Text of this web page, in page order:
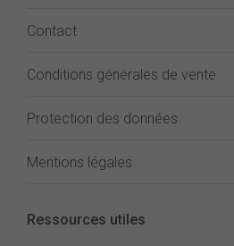
Contact
Conditions générales de vente
Protection des données
Mentions légales
Ressources utiles